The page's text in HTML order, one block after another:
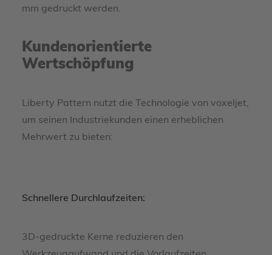
mm gedruckt werden.
Kundenorientierte
Wertschöpfung
Liberty Pattern nutzt die Technologie von voxeljet,
um seinen Industriekunden einen erheblichen
Mehrwert zu bieten:
Schnellere Durchlaufzeiten:
3D-gedruckte Kerne reduzieren den